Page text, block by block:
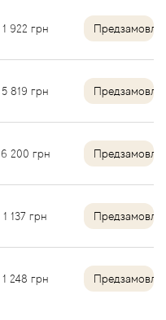
1 922 грн
5 819 грн
6 200 грн
1 137 грн
1 248 грн